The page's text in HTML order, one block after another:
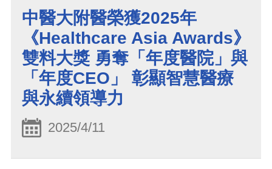
中醫大附醫榮獲2025年
《Healthcare Asia Awards》
雙料大獎 勇奪「年度醫院」與
「年度CEO」 彰顯智慧醫療
與永續領導力
2025/4/11